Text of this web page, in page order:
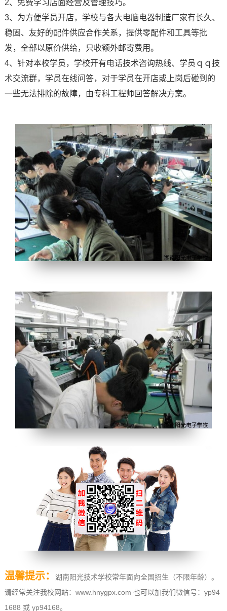
2、免费学习店面经营及管理技巧。
3、为方便学员开店，学校与各大电脑电器制造厂家有长久、
稳固、友好的配件供应合作关系，提供零配件和工具等批
发，全部以原价供给，只收额外邮寄费用。
4、针对本校学员，学校开有电话技术咨询热线、学员ｑｑ技
术交流群，学员在线问答，对于学员在开店或上岗后碰到的
一些无法排除的故障，由专科工程师回答解决方案。
温馨提示：
湖南阳光技术学校常年面向全国招生（不限年龄）。
请经常关注我校网站：www.hnygpx.com 也可以加我们微信号：yp94
1688 或 yp94168。